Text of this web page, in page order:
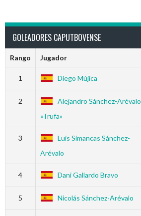
GOLEADORES CAPUTBOVENSE
Rango Jugador
1 Diego Mújica
2
Alejandro Sánchez-Arévalo
«Trufa»
3
Luis Simancas Sánchez-
Arévalo
4 Dani Gallardo Bravo
5 Nicolás Sánchez-Arévalo